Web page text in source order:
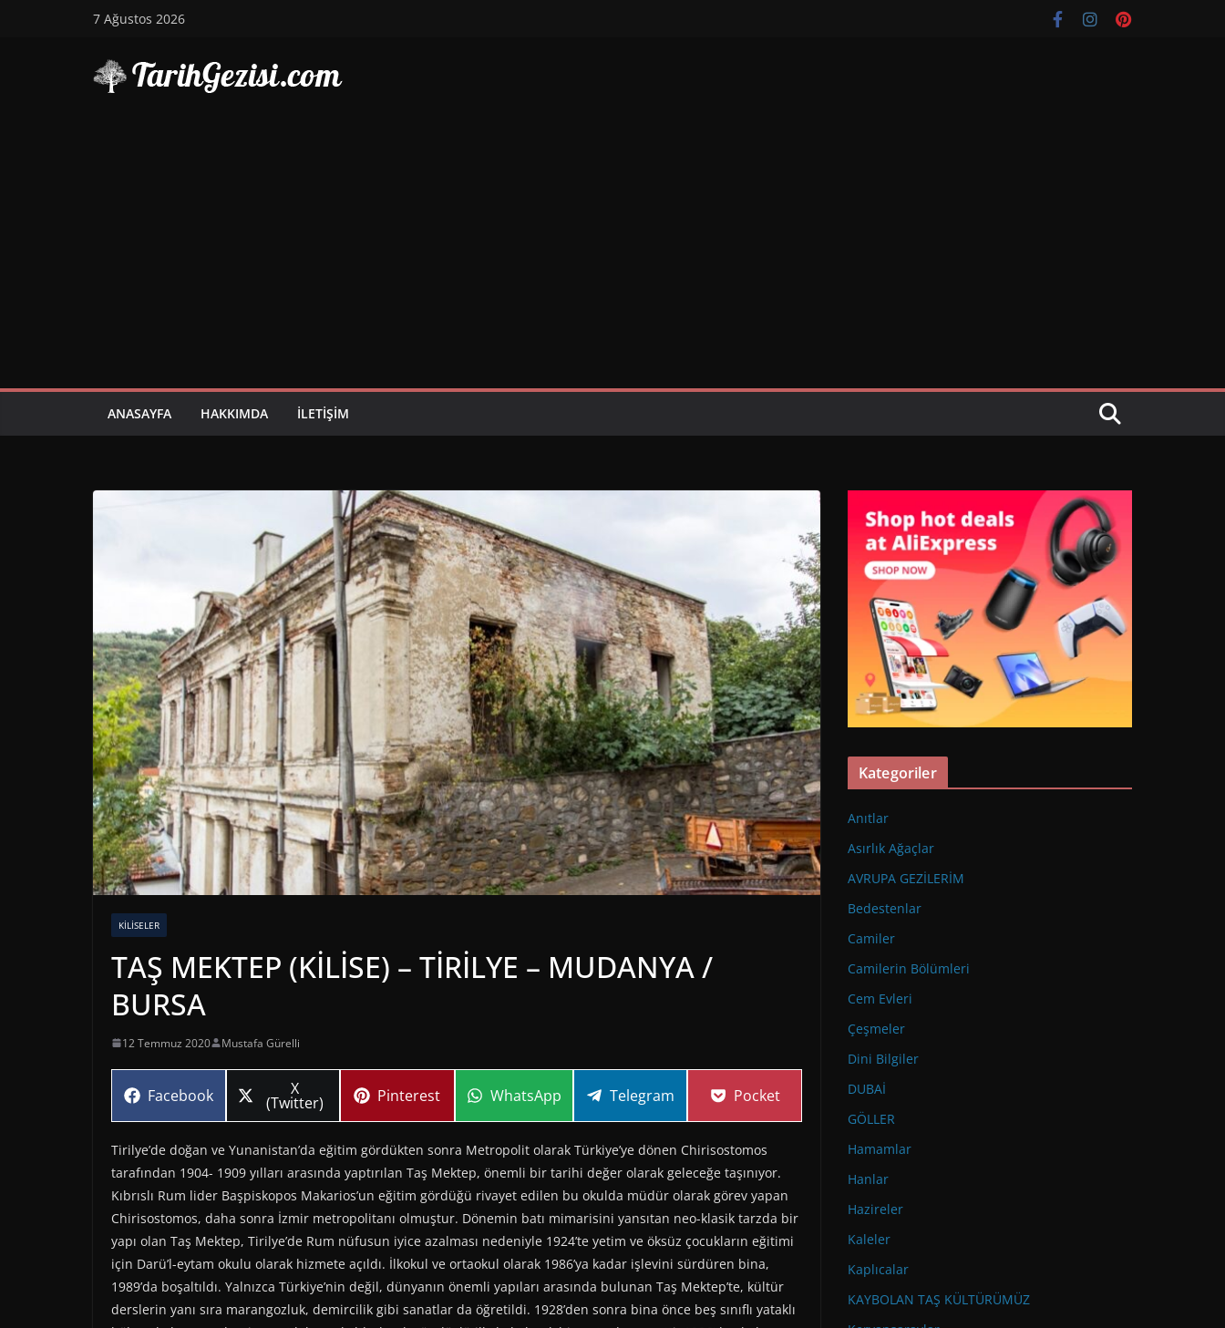
7 Ağustos 2026
ANASAYFA HAKKIMDA İLETIŞIM
KILISELER
TAŞ MEKTEP (KİLİSE) – TİRİLYE – MUDANYA /
BURSA
12 Temmuz 2020 Mustafa Gürelli
Share
Facebook Share
on
X
(Twitter) Share
Pinterest Share
WhatsApp Share
Telegram Share
Pocket
Tirilye’de doğan ve Yunanistan’da eğitim gördükten sonra Metropolit olarak Türkiye’ye dönen Chirisostomos
tarafından 1904- 1909 yılları arasında yaptırılan Taş Mektep, önemli bir tarihi değer olarak geleceğe taşınıyor.
Kıbrıslı Rum lider Başpiskopos Makarios’un eğitim gördüğü rivayet edilen bu okulda müdür olarak görev yapan
Chirisostomos, daha sonra İzmir metropolitanı olmuştur. Dönemin batı mimarisini yansıtan neo-klasik tarzda bir
yapı olan Taş Mektep, Tirilye’de Rum nüfusun iyice azalması nedeniyle 1924’te yetim ve öksüz çocukların eğitimi
için Darü’l-eytam okulu olarak hizmete açıldı. İlkokul ve ortaokul olarak 1986’ya kadar işlevini sürdüren bina,
1989’da boşaltıldı. Yalnızca Türkiye’nin değil, dünyanın önemli yapıları arasında bulunan Taş Mektep’te, kültür
derslerin yanı sıra marangozluk, demircilik gibi sanatlar da öğretildi. 1928’den sonra bina önce beş sınıflı yataklı
Kategoriler
Anıtlar
Asırlık Ağaçlar
AVRUPA GEZİLERİM
Bedestenlar
Camiler
Camilerin Bölümleri
Cem Evleri
Çeşmeler
Dini Bilgiler
DUBAİ
GÖLLER
Hamamlar
Hanlar
Hazireler
Kaleler
Kaplıcalar
KAYBOLAN TAŞ KÜLTÜRÜMÜZ